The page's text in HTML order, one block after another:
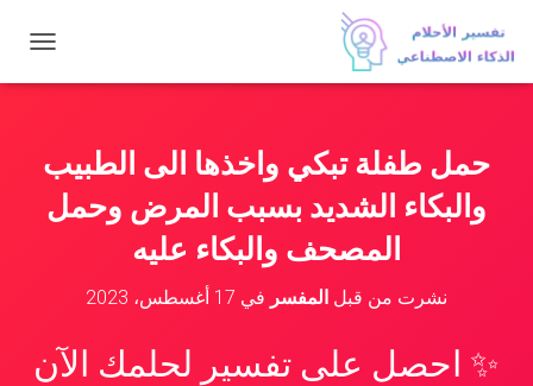
ب
حمل طفلة تبكي واخذها الى الطبيب
والبكاء الشديد بسبب المرض وحمل
المصحف والبكاء عليه
نشرت من قبل المفسر في 17 أغسطس، 2023
✨ احصل على تفسير لحلمك الآن